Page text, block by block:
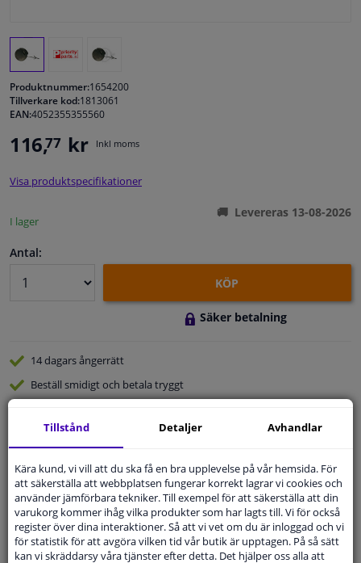
Fönster & Tillbehör
Bilvård & Tillbehör
Sensorer & Elsystem
Produktnummer:1654200
Tillverkare kod:1813061
EAN:4052355355560
116,77 kr Inkl moms
Visa produktspecifikationer
I lager
Levereras 13-08-2026
Antal:
KÖP
Säker betalning
14 dagarsångerrätt
Beställ smidigt och betala tryggt
ExpertKundservice
Kundservice:Inte Tillgänglig Via Telefon
Ställ din fråga hos våra produktspecialister.
Frågor Och Svar
Tillstånd Detaljer Avhandlar
Kära kund, vi vill att du ska få en bra upplevelse på vår hemsida. För
att säkerställa att webbplatsen fungerar korrekt lagrar vi cookies och
använder jämförbara tekniker. Till exempel för att säkerställa att din
varukorg kommer ihåg vilka produkter som har lagts till. Vi för också
register över dina interaktioner. Så att vi vet om du är inloggad och vi
för statistik för att avgöra vilken tid vår butik är upptagen. På så sätt
kan vi skräddarsy våra tjänster efter detta. Det hjälper oss alla att